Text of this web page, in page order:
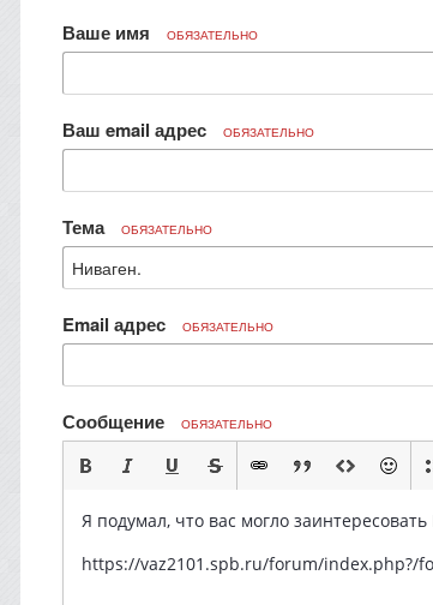
Ваше имя ОБЯЗАТЕЛЬНО
Ваш email адрес ОБЯЗАТЕЛЬНО
Тема ОБЯЗАТЕЛЬНО
Email адрес ОБЯЗАТЕЛЬНО
Сообщение ОБЯЗАТЕЛЬНО
Я подумал, что вас могло
https://vaz2101.spb.ru/forum/index.php?/